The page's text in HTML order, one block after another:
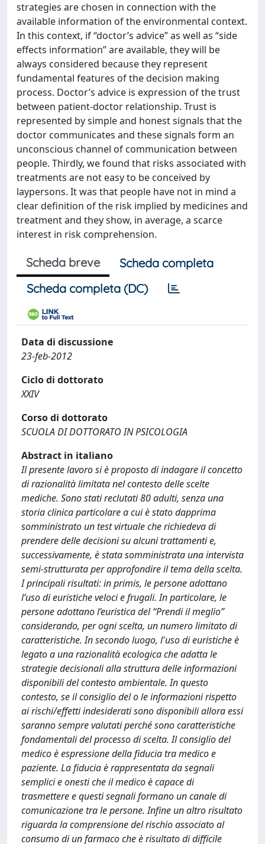
strategies are chosen in connection with the
available information of the environmental context.
In this context, if “doctor’s advice” as well as “side
effects information” are available, they will be
always considered because they represent
fundamental features of the decision making
process. Doctor’s advice is expression of the trust
between patient-doctor relationship. Trust is
represented by simple and honest signals that the
doctor communicates and these signals form an
unconscious channel of communication between
people. Thirdly, we found that risks associated with
treatments are not easy to be conceived by
laypersons. It was that people have not in mind a
clear definition of the risk implied by medicines and
treatment and they show, in average, a scarce
interest in risk comprehension.
Scheda breve
Scheda completa
Scheda completa (DC)
Data di discussione
23-feb-2012
Ciclo di dottorato
XXIV
Corso di dottorato
SCUOLA DI DOTTORATO IN PSICOLOGIA
Abstract in italiano
Il presente lavoro si è proposto di indagare il concetto
di razionalità limitata nel contesto delle scelte
mediche. Sono stati reclutati 80 adulti, senza una
storia clinica particolare a cui è stato dapprima
somministrato un test virtuale che richiedeva di
prendere delle decisioni su alcuni trattamenti e,
successivamente, è stata somministrata una intervista
semi-strutturata per approfondire il tema della scelta.
I principali risultati: in primis, le persone adottano
l’uso di euristiche veloci e frugali. In particolare, le
persone adottano l’euristica del “Prendi il meglio”
considerando, per ogni scelta, un numero limitato di
caratteristiche. In secondo luogo, l'uso di euristiche è
legato a una razionalità ecologica che adatta le
strategie decisionali alla struttura delle informazioni
disponibili del contesto ambientale. In questo
contesto, se il consiglio del o le informazioni rispetto
ai rischi/effetti indesiderati sono disponibili allora essi
saranno sempre valutati perché sono caratteristiche
fondamentali del processo di scelta. Il consiglio del
medico è espressione della fiducia tra medico e
paziente. La fiducia è rappresentata da segnali
semplici e onesti che il medico è capace di
trasmettere e questi segnali formano un canale di
comunicazione tra le persone. Infine un altro risultato
riguarda la comprensione del rischio associato al
consumo di un farmaco che è risultato di difficile